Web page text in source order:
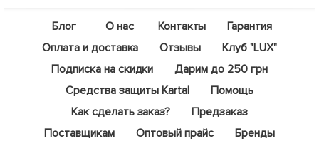
Блог О нас Контакты
Гарантия
Оплата и доставка
Отзывы
Клуб "LUX"
Подписка на скидки
Дарим до 250 грн
Средства защиты Kartal
Помощь
Как сделать заказ?
Предзаказ
Поставщикам
Оптовый прайс Бренды